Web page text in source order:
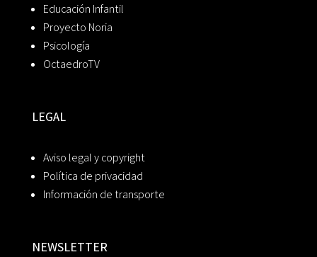
Educación Infantil
Proyecto Noria
Psicología
OctaedroTV
LEGAL
Aviso legal y copyright
Política de privacidad
Información de transporte
NEWSLETTER